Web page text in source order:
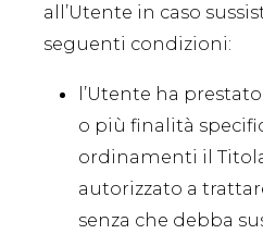
all’Utente in caso
seguenti condizioni:
l’Utente ha
o più finalità
ordinamenti il
autorizzato a
senza che debba